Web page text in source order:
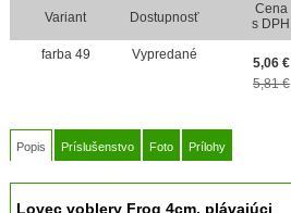
Variant Dostupnosť
Cena
s DPH
farba 49
Vypredané
5,06 €
5,81 €
Popis Príslušenstvo Foto Prílohy
Lovec voblery Frog 4cm, plávajúci